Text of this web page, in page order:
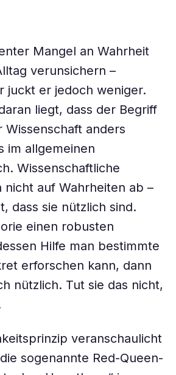
Mangel an Wahrheit
verunsichern –
juckt er jedoch weniger.
liegt, dass der Begriff
Wissenschaft anders
im allgemeinen
Wissenschaftliche
nicht auf Wahrheiten ab –
dass sie nützlich sind.
einen robusten
Hilfe man bestimmte
erforschen kann, dann
nützlich. Tut sie das nicht,
veranschaulicht
sogenannte Red-Queen-